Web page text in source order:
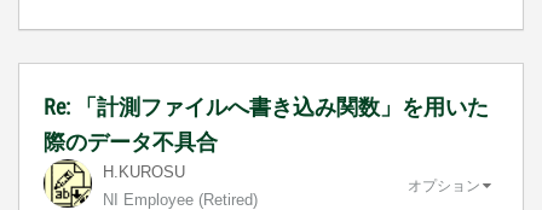
Re: 「計測ファイルへ書き込み関数」を用いた
際のデータ不具合
H.KUROSU
NI Employee (retired)
オプション